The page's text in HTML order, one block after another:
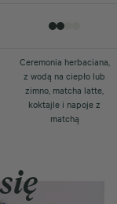
Ceremonia herbaciana,
z wodą na ciepło lub
zimno, matcha latte,
koktajle i napoje z
matchą